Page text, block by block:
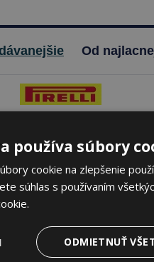
Od
2
275/30 R20 97 W Zimné
Sledovať naskladnenie
používa súbory
cookie na zlepšenie
súhlas s používaním
ODMIETNUŤ